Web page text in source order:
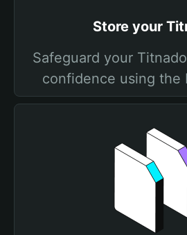
Store your
Safeguard your
confidence using the